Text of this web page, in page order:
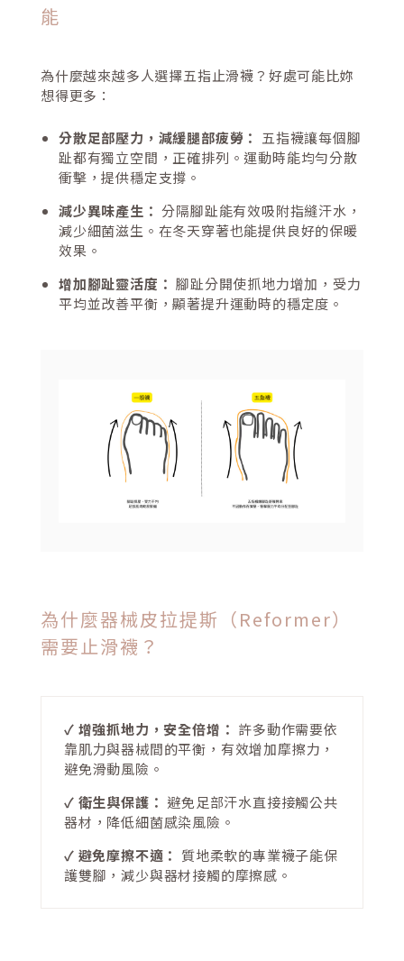
能
為什麼越來越多人選擇五指止滑襪？好處可能比妳
想得更多：
分散足部壓力，減緩腿部疲勞： 五指襪讓每個腳
趾都有獨立空間，正確排列。運動時能均勻分散
衝擊，提供穩定支撐。
減少異味產生： 分隔腳趾能有效吸附指縫汗水，
減少細菌滋生。在冬天穿著也能提供良好的保暖
效果。
增加腳趾靈活度： 腳趾分開使抓地力增加，受力
平均並改善平衡，顯著提升運動時的穩定度。
為什麼器械皮拉提斯（Reformer）
需要止滑襪？
✓ 增強抓地力，安全倍增： 許多動作需要依
靠肌力與器械間的平衡，有效增加摩擦力，
避免滑動風險。
✓ 衛生與保護： 避免足部汗水直接接觸公共
器材，降低細菌感染風險。
✓ 避免摩擦不適： 質地柔軟的專業襪子能保
護雙腳，減少與器材接觸的摩擦感。